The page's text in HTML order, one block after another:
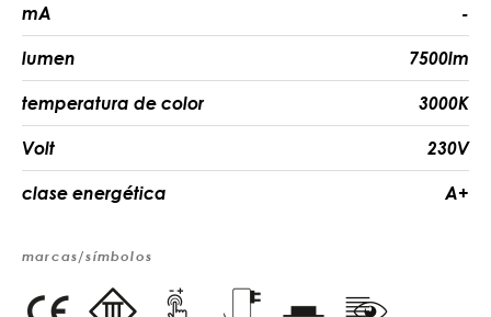
mA -
lumen 7500lm
temperatura de color 3000K
Volt 230V
clase energética A+
marcas/símbolos